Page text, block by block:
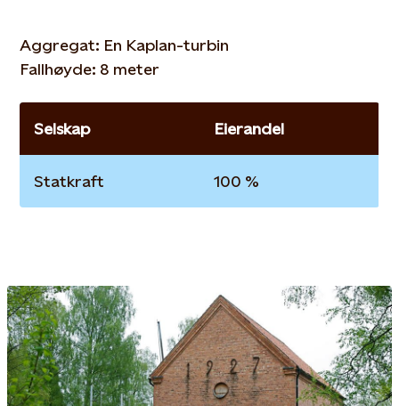
Aggregat: En Kaplan-turbin
Fallhøyde: 8 meter
Selskap Eierandel
Statkraft 100 %